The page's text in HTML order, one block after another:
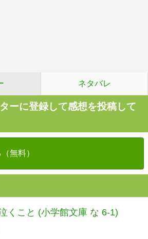
ネタバレ
ーに登録して感想を投稿して
無料）
くこと (小学館文庫 な 6-1)